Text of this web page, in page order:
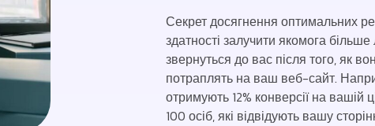
Секрет досягнення оптимальних
здатності залучити якомога
звернуться до вас після того, як
потраплять на ваш веб-сайт.
отримують 12% конверсії на вашій
100 осіб, які відвідують вашу